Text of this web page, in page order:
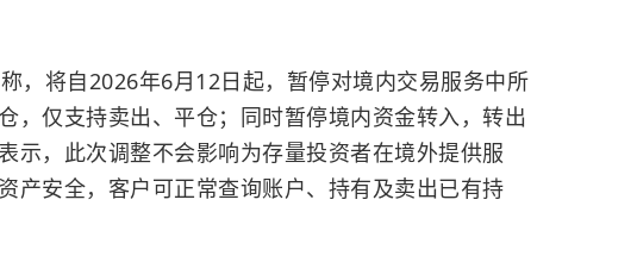
，将自2026年6月12日起，暂停对境内交易服务中所
，仅支持卖出、平仓；同时暂停境内资金转入，转出
示，此次调整不会影响为存量投资者在境外提供服
产安全，客户可正常查询账户、持有及卖出已有持